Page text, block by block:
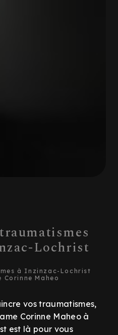
Lochrist
à Inzinzac-Lochrist
Corinne Maheo
vos traumatismes,
Corinne Maheo à
est là pour vous